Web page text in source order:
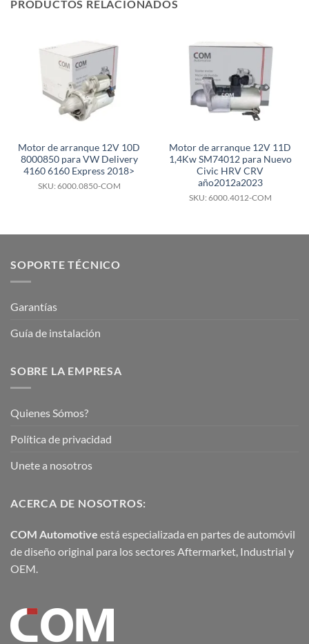
PRODUCTOS RELACIONADOS
Motor de arranque 12V 10D
8000850 para VW Delivery
4160 6160 Express 2018>
SKU: 6000.0850-COM
Motor de arranque 12V 11D
1,4Kw SM74012 para Nuevo
Civic HRV CRV
año2012a2023
SKU: 6000.4012-COM
SOPORTE TÉCNICO
Garantías
Guía de instalación
SOBRE LA EMPRESA
Quienes Sómos?
Política de privacidad
Unete a nosotros
ACERCA DE NOSOTROS:
COM Automotive está especializada en partes de automóvil
de diseño original para los sectores Aftermarket, Industrial y
OEM.